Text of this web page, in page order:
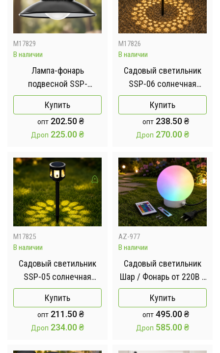
M17829
В наличии
Лампа-фонарь
подвесной SSP-
09/LY11A /
Светодиодный фонарь
для кемпинга / LED
подвесной светильник
от USB
Купить
опт 202.50₴
Дроп 225.00₴
M17826
В наличии
Садовый светильник
SSP-06 солнечная
панель, аккумулятор /
Фонарь уличный 1 шт /
LED светильник
аккумуляторный
Купить
опт 238.50₴
Дроп 270.00₴
M17825
В наличии
Садовый светильник
SSP-05 солнечная
панель, аккумулятор /
Фонарь портативный
уличный 1 шт
Купить
опт 211.50₴
Дроп 234.00₴
AZ-977
В наличии
Садовый светильник
Шар / Фонарь от 220В /
Светильник для сада +
пульт
Купить
опт 495.00₴
Дроп 585.00₴